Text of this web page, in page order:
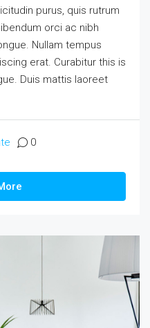
purus, quis rutrum
orci ac nibh
Nullam tempus
erat. Curabitur this is
Duis mattis laoreet
0